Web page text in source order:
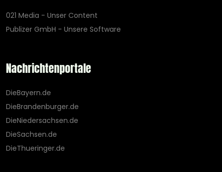
021 Media - Unser Content
Publizer GmbH - Unsere Software
Nachrichtenportale
DieBayern.de
DieBrandenburger.de
DieNiedersachsen.de
DieSachsen.de
DieThueringer.de